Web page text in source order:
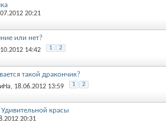
20:21
или нет?
14:42 1 2
такой дракончик?
, 18.06.2012 13:59 1 2
красы
20:31